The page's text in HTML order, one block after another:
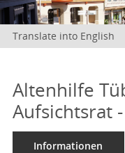
Translate into English
Altenhilfe
Aufsichtsrat
Informationen